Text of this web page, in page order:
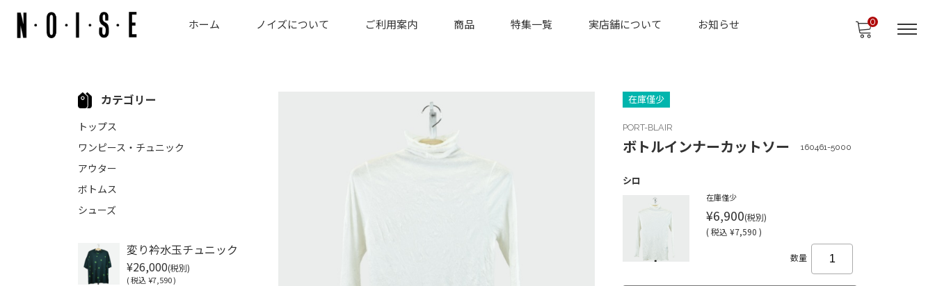
ホーム ノイズについて ご利用案内 商品 特集一覧 実店舗について お知らせ 0
在庫僅少
PORT-BLAIR
ボトルインナーカットソー 160461-5000
シロ
在庫僅少
¥6,900(税別)
(税込 ¥7,590 )
数量
カテゴリー
トップス
ワンピース・チュニック
アウター
ボトムス
シューズ
変り衿水玉チュニック
¥26,000(税別)
(税込¥7,590 )